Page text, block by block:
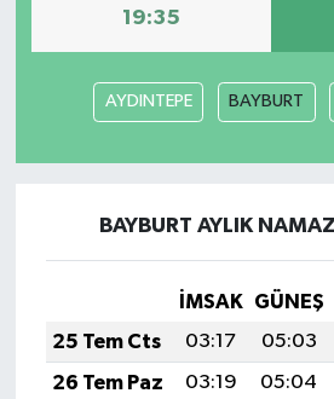
19:35
AYDINTEPE BAYBURT
BAYBURT AYLIK
İMSAK GÜNEŞ
25 Tem Cts
03:17 05:03
26 Tem Paz
03:19 05:04